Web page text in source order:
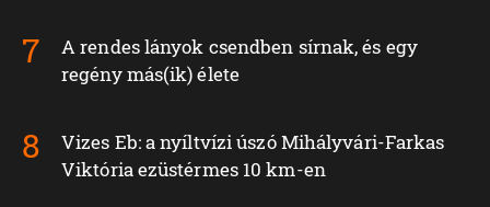
A rendes lányok csendben sírnak, és egy
regény más(ik) élete
Vizes Eb: a nyíltvízi úszó Mihályvári-Farkas
Viktória ezüstérmes 10 km-en